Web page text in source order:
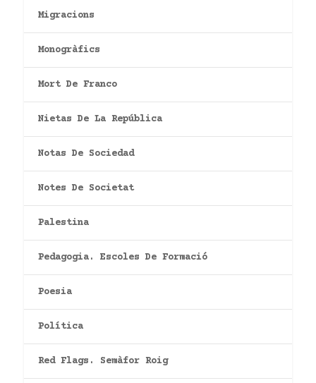
Migracions
Monogràfics
Mort De Franco
Nietas De La República
Notas De Sociedad
Notes De Societat
Palestina
Pedagogia. Escoles De Formació
Poesia
Política
Red Flags. Semàfor Roig